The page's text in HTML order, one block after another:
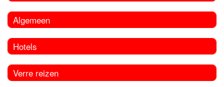
Algemeen
Hotels
Verre reizen